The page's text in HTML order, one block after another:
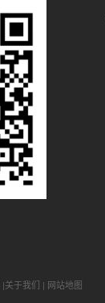
|关于我们 | 网站地图